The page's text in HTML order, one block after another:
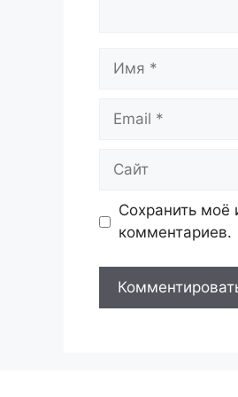
Имя
Email
Сайт
Сохранить моё
комментариев.